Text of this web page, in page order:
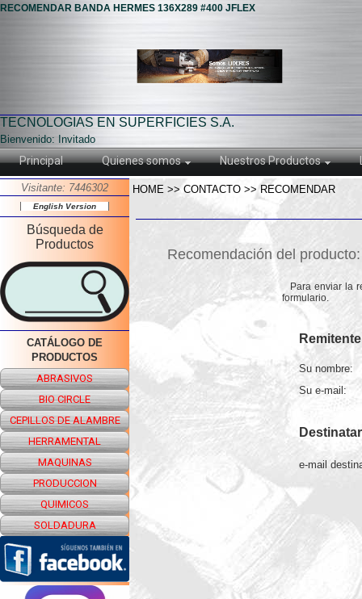
RECOMENDAR BANDA HERMES 136X289 #400 JFLEX
TECNOLOGIAS EN SUPERFICIES S.A.
Bienvenido: Invitado
Principal Quienes somos Nuestros Productos
Visitante: 7446302
English Version
Búsqueda de
Productos
CATÁLOGO DE
PRODUCTOS
ABRASIVOS
BIO CIRCLE
CEPILLOS DE ALAMBRE
HERRAMENTAL
MAQUINAS
PRODUCCION
QUIMICOS
SOLDADURA
e-mail
Su nombre:
Su e-mail:
Recomendación del
Para enviar la
formulario.
HOME >> CONTACTO >> RECOMENDAR